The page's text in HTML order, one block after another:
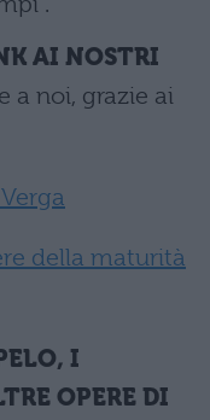
AI NOSTRI
a noi, grazie ai
della maturità
I
OPERE DI